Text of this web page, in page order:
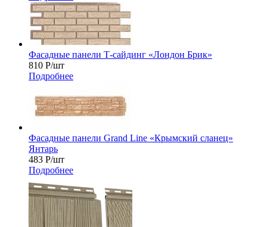
Фасадные панели Т-сайдинг «Лондон Брик»
810 Р/шт
Подробнее
Фасадные панели Grand Line «Крымский сланец»
Янтарь
483 Р/шт
Подробнее